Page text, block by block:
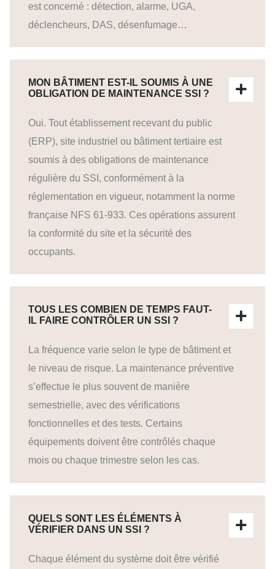
est concerné : détection, alarme, UGA,
déclencheurs, DAS, désenfumage…
MON BÂTIMENT EST-IL SOUMIS À UNE
OBLIGATION DE MAINTENANCE SSI ?
Oui. Tout établissement recevant du public
(ERP), site industriel ou bâtiment tertiaire est
soumis à des obligations de maintenance
régulière du SSI, conformément à la
réglementation en vigueur, notamment la norme
française NFS 61-933. Ces opérations assurent
la conformité du site et la sécurité des
occupants.
TOUS LES COMBIEN DE TEMPS FAUT-
IL FAIRE CONTRÔLER UN SSI ?
La fréquence varie selon le type de bâtiment et
le niveau de risque. La maintenance préventive
s’effectue le plus souvent de manière
semestrielle, avec des vérifications
fonctionnelles et des tests. Certains
équipements doivent être contrôlés chaque
mois ou chaque trimestre selon les cas.
QUELS SONT LES ÉLÉMENTS À
VÉRIFIER DANS UN SSI ?
Chaque élément du système doit être vérifié